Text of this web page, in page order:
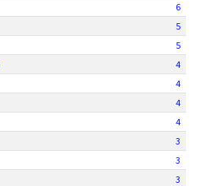
6
5
5
4
4
4
4
3
3
3